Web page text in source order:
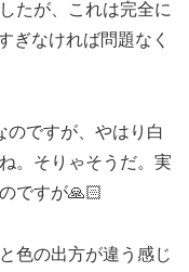
たが、これは完全に
ぎなければ問題なく
のですが、やはり白
。そりゃそうだ。実
ですが🙏🏻
色の出方が違う感じ